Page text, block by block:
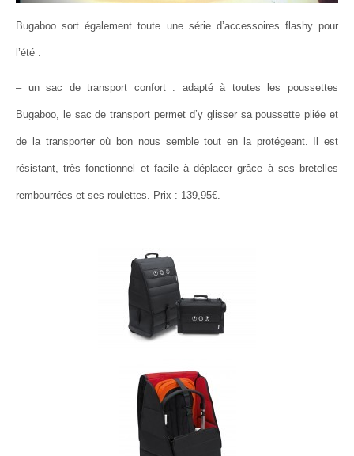
Bugaboo sort également toute une série d’accessoires flashy pour
l’été :
– un sac de transport confort : adapté à toutes les poussettes
Bugaboo, le sac de transport permet d’y glisser sa poussette pliée et
de la transporter où bon nous semble tout en la protégeant. Il est
résistant, très fonctionnel et facile à déplacer grâce à ses bretelles
rembourrées et ses roulettes. Prix : 139,95€.